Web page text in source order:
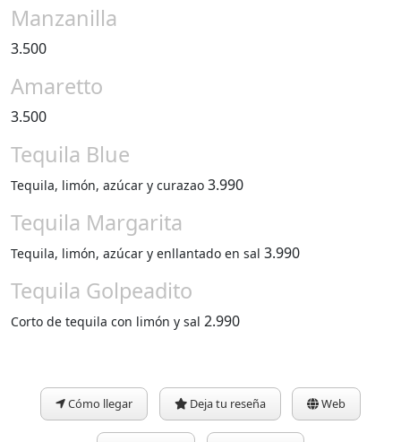
Manzanilla
3.500
Amaretto
3.500
Tequila Blue
Tequila, limón, azúcar y curazao 3.990
Tequila Margarita
Tequila, limón, azúcar y enllantado en sal 3.990
Tequila Golpeadito
Corto de tequila con limón y sal 2.990
Cómo llegar Deja tu reseña Web